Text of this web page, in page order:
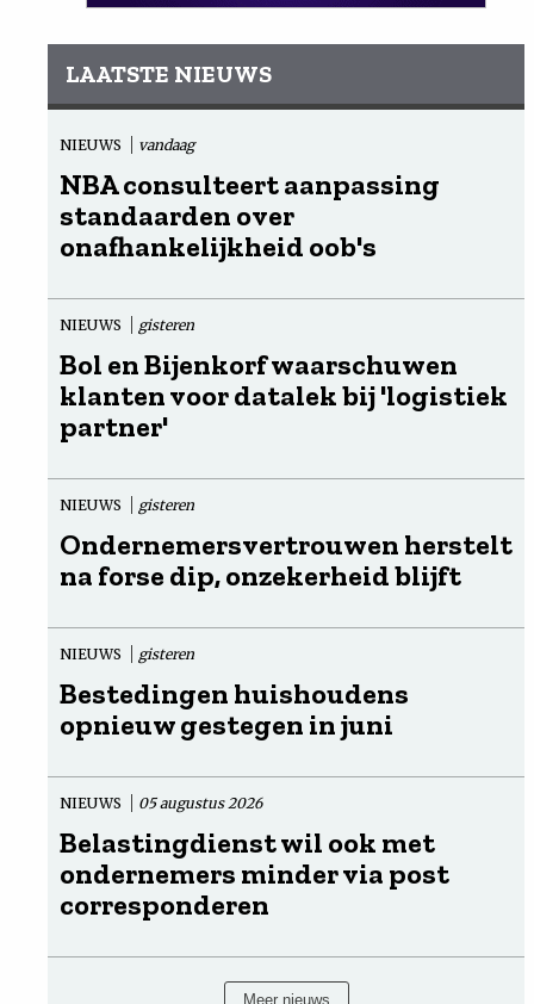
LAATSTE NIEUWS
NIEUWS vandaag
NBA consulteert aanpassing
standaarden over
onafhankelijkheid oob's
NIEUWS gisteren
Bol en Bijenkorf waarschuwen
klanten voor datalek bij 'logistiek
partner'
NIEUWS gisteren
Ondernemersvertrouwen herstelt
na forse dip, onzekerheid blijft
NIEUWS gisteren
Bestedingen huishoudens
opnieuw gestegen in juni
NIEUWS 05 augustus 2026
Belastingdienst wil ook met
ondernemers minder via post
corresponderen
Meer nieuws